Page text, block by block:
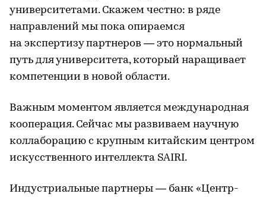
университетами. Скажем честно: в ряде
направлений мы пока опираемся
на экспертизу партнеров — это нормальный
путь для университета, который наращивает
компетенции в новой области.
Важным моментом является международная
кооперация. Сейчас мы развиваем научную
коллаборацию с крупным китайским центром
искусственного интеллекта SAIRI.
Индустриальные партнеры — банк «Центр-